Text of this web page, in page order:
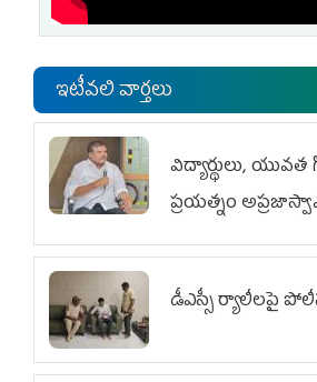
ఇటీవలి వార్తలు
విద్యార్థులు, యువత
ప్రయత్నం
డీఎస్సీ ర్యాలీలపై